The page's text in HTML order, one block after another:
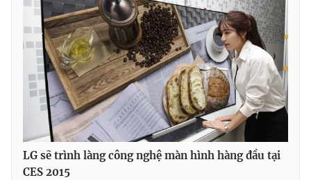
THỜI BÁO VTV
Theo dõi báo trên
Cơ quan chủ quản:
LG sẽ trình làng công nghệ màn hình hàng đầu tại
CES 2015